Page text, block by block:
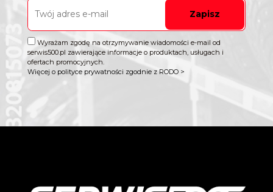
Zapisz
Wyrażam zgodę na otrzymywanie wiadomości e-mail od
serwis500.pl zawierające informacje o produktach, usługach i
ofertach promocyjnych.
Więcej o polityce prywatności zgodnie z RODO >